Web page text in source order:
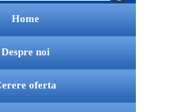
Home
Despre noi
oferta